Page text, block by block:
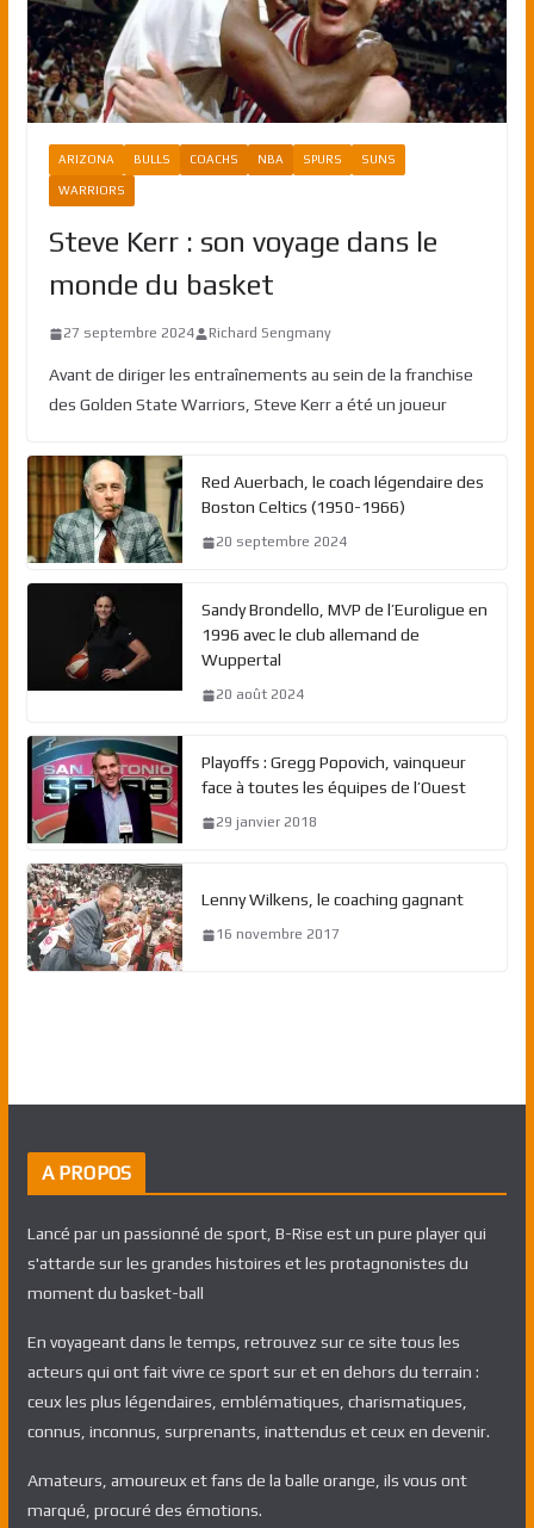
ARIZONA BULLS COACHS NBA SPURS SUNS
WARRIORS
Steve Kerr : son voyage dans le
monde du basket
27 septembre 2024 Richard Sengmany
Avant de diriger les entraînements au sein de la franchise
des Golden State Warriors, Steve Kerr a été un joueur
Red Auerbach, le coach légendaire des
Boston Celtics (1950-1966)
20 septembre 2024
Sandy Brondello, MVP de l’Euroligue en
1996 avec le club allemand de
Wuppertal
20 août 2024
Playoffs : Gregg Popovich, vainqueur
face à toutes les équipes de l’Ouest
29 janvier 2018
Lenny Wilkens, le coaching gagnant
16 novembre 2017
A PROPOS
Lancé par un passionné de sport, B-Rise est un pure player qui
s'attarde sur les grandes histoires et les protagnonistes du
moment du basket-ball
En voyageant dans le temps, retrouvez sur ce site tous les
acteurs qui ont fait vivre ce sport sur et en dehors du terrain :
ceux les plus légendaires, emblématiques, charismatiques,
connus, inconnus, surprenants, inattendus et ceux en devenir.
Amateurs, amoureux et fans de la balle orange, ils vous ont
marqué, procuré des émotions.